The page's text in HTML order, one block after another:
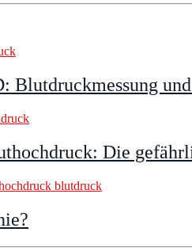
Blutdruckmessung
Die